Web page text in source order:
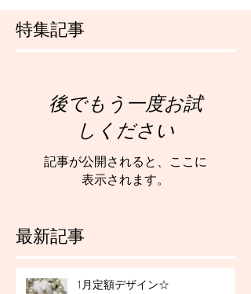
特集記事
最新記事
後でもう一度お試
しください
記事が公開されると、ここに
表示されます。
1月定額デザイン☆